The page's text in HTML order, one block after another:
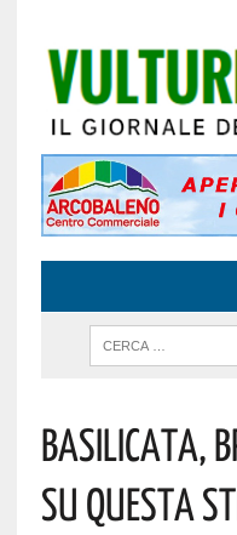
Basilicata,
Su Questa